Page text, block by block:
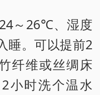
～26℃、湿度
睡。可以提前2
纤维或丝绸床
小时洗个温水